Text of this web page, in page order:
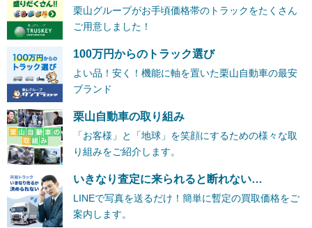
栗山グループがお手頃価格帯のトラックをたくさん
ご用意しました！
100万円からのトラック選び
よい品！安く！機能に軸を置いた栗山自動車の最安
ブランド
栗山自動車の取り組み
「お客様」と「地球」を笑顔にするための様々な取
り組みをご紹介します。
いきなり査定に来られると断れない…
LINEで写真を送るだけ！簡単に暫定の買取価格をご
案内します。